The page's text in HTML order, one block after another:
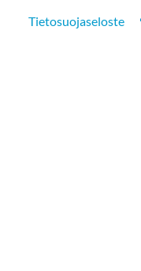
Tietosuojaseloste